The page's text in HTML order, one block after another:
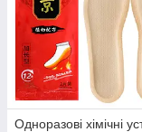
Одноразові хімічні